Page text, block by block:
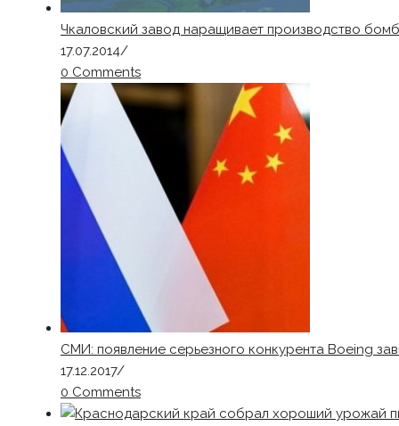
Чкаловский завод наращивает производство
17.07.2014/
0 Comments
СМИ: появление серьезного конкурента Boeing
17.12.2017/
0 Comments